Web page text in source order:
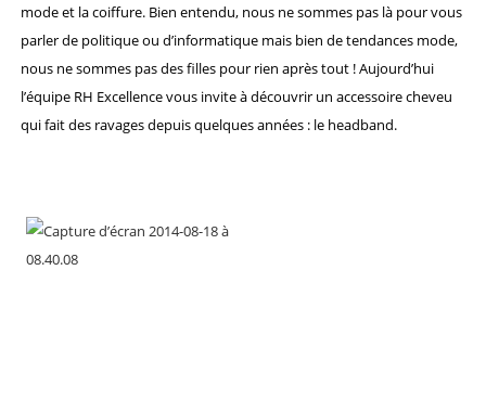
mode et la coiffure. Bien entendu, nous ne sommes pas là pour vous
parler de politique ou d’informatique mais bien de tendances mode,
nous ne sommes pas des filles pour rien après tout ! Aujourd’hui
l’équipe RH Excellence vous invite à découvrir un accessoire cheveu
qui fait des ravages depuis quelques années : le headband.